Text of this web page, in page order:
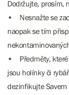
Dodržujte, prosím,
• Nesnažte se
naopak se tím
• Předměty, které
jsou holínky či
dezinfikujte Savem